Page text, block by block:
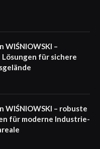
WIŚNIOWSKI –
für sichere
WIŚNIOWSKI – robuste
für moderne Industrie-